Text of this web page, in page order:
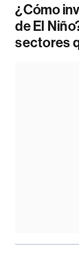
¿Cómo
de El
sectores
Temas